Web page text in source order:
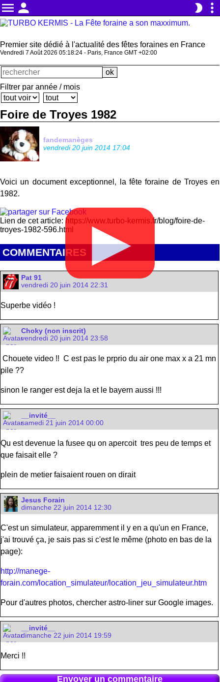
menu person brightness_2 more_vert
Premier site dédié à l'actualité des fêtes foraines en France
Vendredi 7 Août 2026 05:18:24 - Paris, France GMT +02:00
Filtrer par année / mois
Foire de Troyes 1982
fandemanèges
vendredi 20 juin 2014 17:04
Voici un document exceptionnel, la fête foraine de Troyes en
1982.
▶
Lien de cet article: https://www.turbo-kermis.fr/blog/foire-de-
troyes-1982-596.html
COMMENTAIRES
Pat 91
vendredi 20 juin 2014 22:31
Superbe vidéo !
Choky (non inscrit)
vendredi 20 juin 2014 23:58
Chouete video !! C est pas le prprio du air one max x a 21 mn
pile ??
sinon le ranger est deja la et le bayern aussi !!!
__invité__
samedi 21 juin 2014 00:00
Qu est devenue la fusee qu on apercoit tres peu de temps et
que faisait elle ?
plein de metier faisaient rouen on dirait
Jesus Forain
dimanche 22 juin 2014 12:30
C'est un simulateur, apparemment il y en a qu'un en France,
j'ai trouvé ça, je sais pas si c'est le même (photo en bas de la
page):
http://manege-
forain.com/location_simulateur/location_jeu_simulateur.htm
Pour d'autres photos, chercher astro-liner sur Google images.
__invité__
dimanche 22 juin 2014 19:59
Merci !!
Envoyer un commentaire